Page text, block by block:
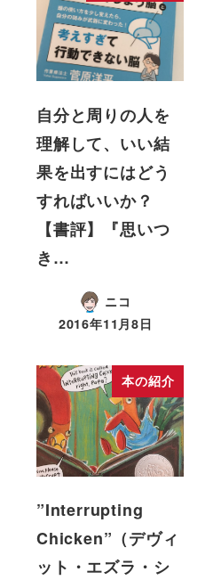
自分と周りの人を
理解して、いい結
果を出すにはどう
すればいいか？
【書評】『思いつ
き…
ニコ
2016年11月8日
本の紹介
”Interrupting
Chicken”（デヴィ
ット・エズラ・シ